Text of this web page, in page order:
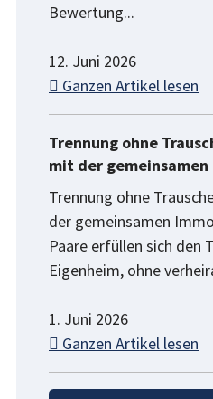
Bewertung...
12. Juni 2026
Ganzen Artikel lesen
Trennung ohne
mit der gemeinsamen
Trennung ohne
der gemeinsamen
Paare erfüllen sich den
Eigenheim, ohne
1. Juni 2026
Ganzen Artikel lesen